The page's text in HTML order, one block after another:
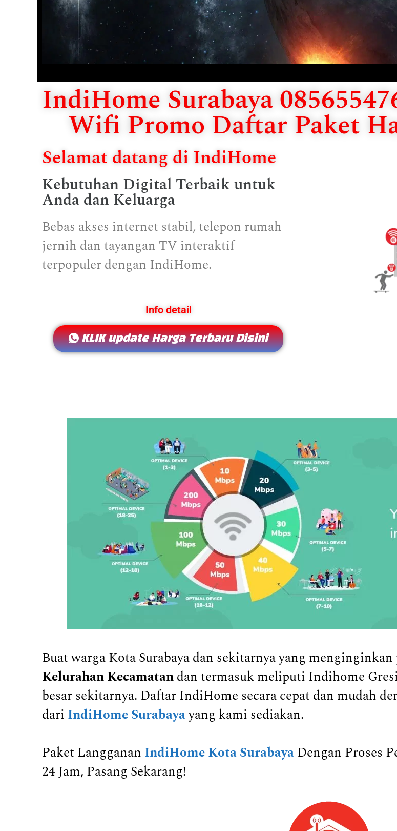
IndiHome Surabaya
Wifi Promo Daftar Paket
Selamat datang di IndiHome
Kebutuhan Digital Terbaik untuk
Anda dan Keluarga
Bebas akses internet stabil, telepon rumah
jernih dan tayangan TV interaktif
terpopuler dengan IndiHome.
Info detail
KLIK update Harga Terbaru Disini
Buat warga Kota Surabaya dan sekitarnya yang menginginkan
Kelurahan Kecamatandan termasuk meliputi Indihome
besar sekitarnya. Daftar IndiHome secara cepat dan mudah
dari IndiHome Surabayayang kami sediakan.
Paket Langganan IndiHome Kota SurabayaDengan Proses
24 Jam, Pasang Sekarang!